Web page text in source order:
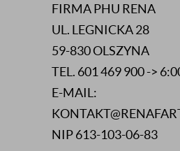
FIRMA PHU RENA
UL. LEGNICKA 28
59-830 OLSZYNA
TEL. 601 469 900 ->
E-MAIL:
NIP 613-103-06-83